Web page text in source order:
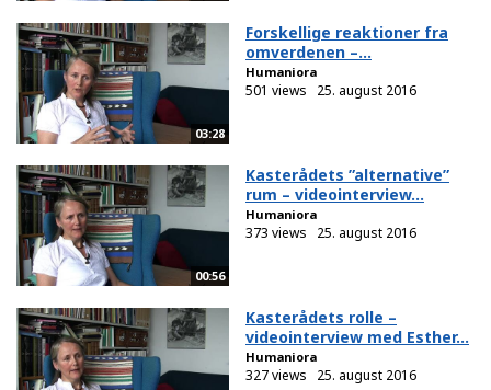
03:28
Forskellige reaktioner fra
omverdenen –...
Humaniora
501 views 25. august 2016
00:56
Kasterådets ”alternative”
rum – videointerview...
Humaniora
373 views 25. august 2016
Kasterådets rolle –
videointerview med Esther...
Humaniora
327 views 25. august 2016